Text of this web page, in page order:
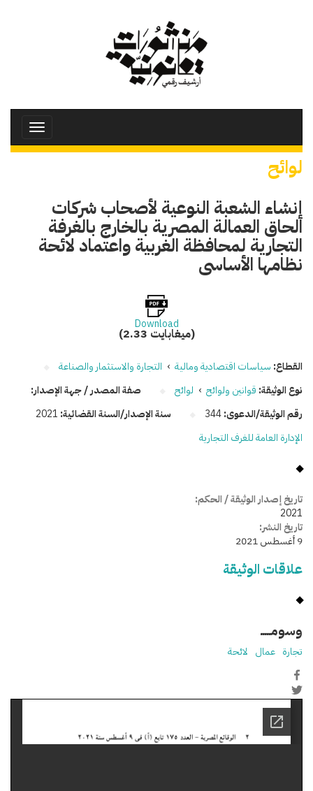
Toggle
لوائح
إنشاء الشعبة النوعية لأصحاب شركات
الحاق العمالة المصرية بالخارج بالغرفة
التجارية لمحافظة الغربية واعتماد لائحة
نظامها الأساسى
Download
(2.33 ميغابايت)
القطاع: سياسات اقتصادية ومالية › التجارة والاستثمار والصناعة
نوع الوثيقة: قوانين ولوائح › لوائح
رقم الوثيقة/الدعوى:344 سنة الإصدار/السنة القضائية: 2021
صفة المصدر / جهة الإصدار:
الإدارة العامة للغرف التجارية
تاريخ إصدار الوثيقة / الحكم:
2021
تاريخ النشر:
9 أغسطس 2021
علاقات الوثيقة
وسومـــــ
تجارة عمال لائحة